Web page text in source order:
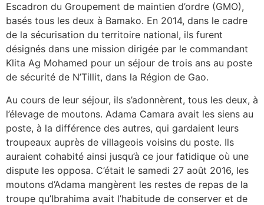
Escadron du Groupement de maintien d’ordre (GMO),
basés tous les deux à Bamako. En 2014, dans le cadre
de la sécurisation du territoire national, ils furent
désignés dans une mission dirigée par le commandant
Klita Ag Mohamed pour un séjour de trois ans au poste
de sécurité de N’Tillit, dans la Région de Gao.
Au cours de leur séjour, ils s’adonnèrent, tous les deux, à
l’élevage de moutons. Adama Camara avait les siens au
poste, à la différence des autres, qui gardaient leurs
troupeaux auprès de villageois voisins du poste. Ils
auraient cohabité ainsi jusqu’à ce jour fatidique où une
dispute les opposa. C’était le samedi 27 août 2016, les
moutons d’Adama mangèrent les restes de repas de la
troupe qu’Ibrahima avait l’habitude de conserver et de